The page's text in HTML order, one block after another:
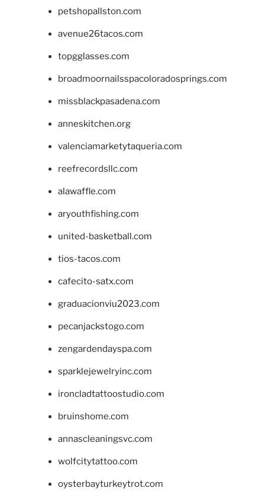
petshopallston.com
avenue26tacos.com
topgglasses.com
broadmoornailsspacoloradosprings.com
missblackpasadena.com
anneskitchen.org
valenciamarketytaqueria.com
reefrecordsllc.com
alawaffle.com
aryouthfishing.com
united-basketball.com
tios-tacos.com
cafecito-satx.com
graduacionviu2023.com
pecanjackstogo.com
zengardendayspa.com
sparklejewelryinc.com
ironcladtattoostudio.com
bruinshome.com
annascleaningsvc.com
wolfcitytattoo.com
oysterbayturkeytrot.com